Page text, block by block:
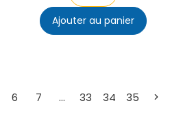
Ajouter au panier
6 7 … 33 34 35 →